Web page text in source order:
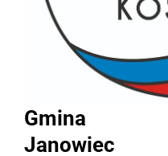
Gmina
Janowiec